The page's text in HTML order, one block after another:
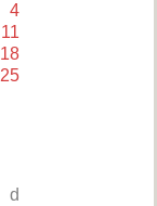
4
11
18
25
d